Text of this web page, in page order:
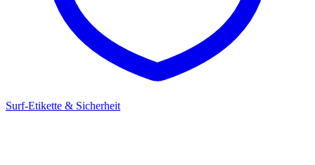
Surf-Etikette & Sicherheit